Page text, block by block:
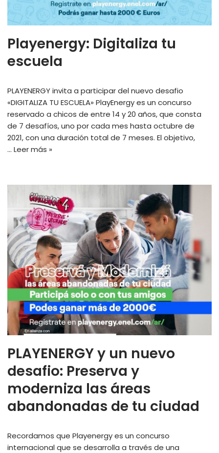
Playenergy: Digitaliza tu
escuela
PLAYENERGY invita a participar del nuevo desafio
«DIGITALIZA TU ESCUELA» PlayEnergy es un concurso
reservado a chicos de entre 14 y 20 años, que consta
de 7 desafíos, uno por cada mes hasta octubre de
2021, con una duración total de 7 meses. El objetivo,
… Leer más »
PLAYENERGY y un nuevo
desafio: Preserva y
moderniza las áreas
abandonadas de tu ciudad
Recordamos que Playenergy es un concurso
internacional que se desarrolla a través de una